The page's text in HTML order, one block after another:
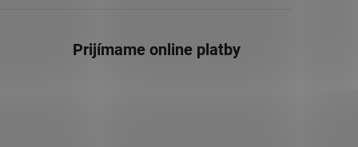
Prijímame online platby